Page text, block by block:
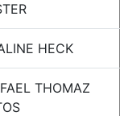
HECK
THOMAZ